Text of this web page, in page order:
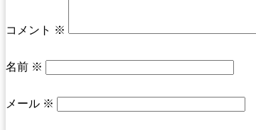
コメント ※
名前 ※
メール ※